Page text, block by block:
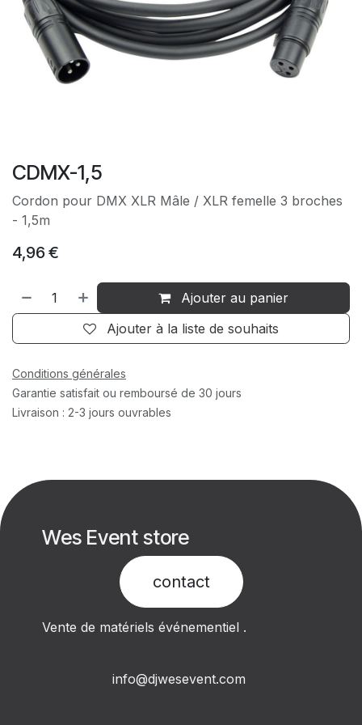
CDMX-1,5
Cordon pour DMX XLR Mâle / XLR femelle 3 broches
- 1,5m
4,96 €
Ajouter au panier
Ajouter à la liste de souhaits
Conditions générales
Garantie satisfait ou remboursé de 30 jours
Livraison : 2-3 jours ouvrables
Wes Event store
contact​
Vente de matériels événementiel .
info@djwesevent.com